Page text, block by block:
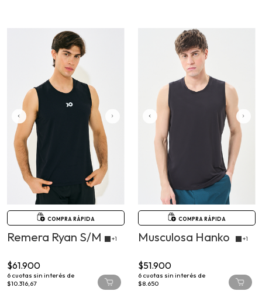
COMPRA RÁPIDA
Remera Ryan S/M +1
$61.900
6 cuotas sin interés de
$10.316,67
COMPRA RÁPIDA
Musculosa Hanko +1
$51.900
6 cuotas sin interés de
$8.650